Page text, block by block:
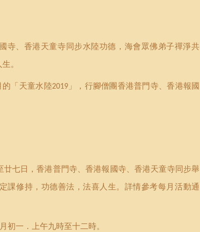
寺、香港天童寺同步水陸功德 ，海會眾佛弟子禪淨共
。
「天童水陸2019」
，行腳僧團香港普門寺、香港報國
七日，香港普門寺、香港報國寺、香港天童寺同步舉
課修持，功德善法，法喜人生。詳情參考每月活動通
初一．上午九時至十二時。